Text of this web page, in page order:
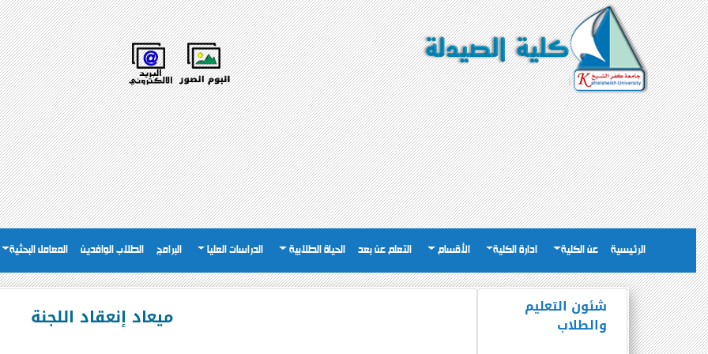
الرئيسية عن الكلية ادارة الكلية الأقسام التعلم عن بعد الحياة الطلابية الدراسات العليا البرامج الطلاب الوافدين المعامل البحثية
شئون التعليم
والطلاب ميعاد إنعقاد اللجنة